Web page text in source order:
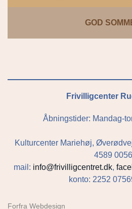
GOD
Frivilligcenter
Åbningstider: Mandag-
Kulturcenter Mariehøj,
4589 0056
mail: info@frivilligcentret.dk,
konto: 2252
Forfra Webdesign